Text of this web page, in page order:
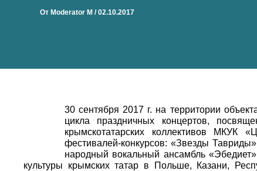
От Moderator M /02.10.2017
30 сентября 2017 г. на территории
цикла праздничных концертов,
крымскотатарских коллективов МКУК
фестивалей-конкурсов: «Звезды
народный вокальный ансамбль
культуры крымских татар в Польше, Казани,